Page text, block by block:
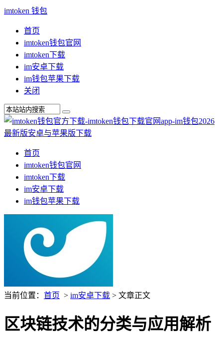
imtoken 钱包
首页
imtoken钱包官网
imtoken下载
im安卓下载
im钱包苹果下载
关闭
首页
imtoken钱包官网
imtoken下载
im安卓下载
im钱包苹果下载
当前位置： 首页 > im安卓下载 > 文章正文
区块链技术的分类与应用解析